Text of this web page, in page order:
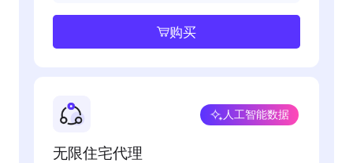
购买
无限住宅代理
人工智能数据